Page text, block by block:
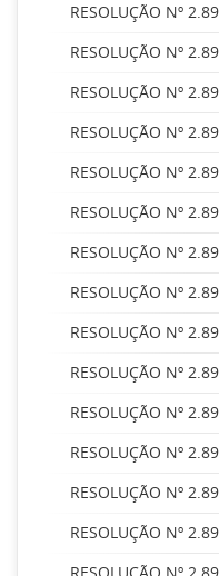
RESOLUÇÃO Nº
RESOLUÇÃO Nº
RESOLUÇÃO Nº
RESOLUÇÃO Nº
RESOLUÇÃO Nº
RESOLUÇÃO Nº
RESOLUÇÃO Nº
RESOLUÇÃO Nº
RESOLUÇÃO Nº
RESOLUÇÃO Nº
RESOLUÇÃO Nº
RESOLUÇÃO Nº
RESOLUÇÃO Nº
RESOLUÇÃO Nº